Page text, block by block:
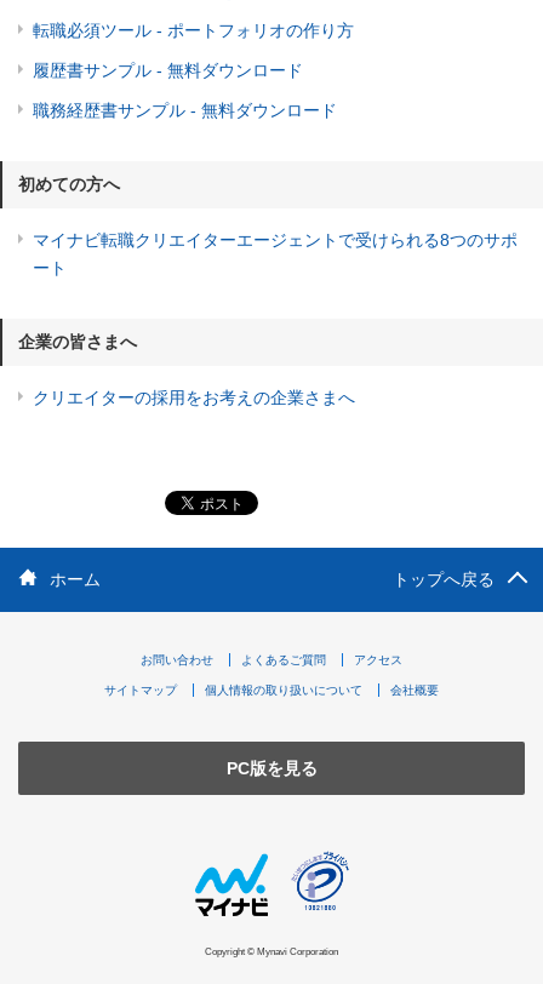
転職必須ツール - ポートフォリオの作り方
履歴書サンプル - 無料ダウンロード
職務経歴書サンプル - 無料ダウンロード
初めての方へ
マイナビ転職クリエイターエージェントで受けられる8つのサポ
ート
企業の皆さまへ
クリエイターの採用をお考えの企業さまへ
ホーム トップへ戻る
お問い合わせ よくあるご質問 アクセス
サイトマップ 個人情報の取り扱いについて 会社概要
PC版を見る
Copyright © Mynavi Corporation